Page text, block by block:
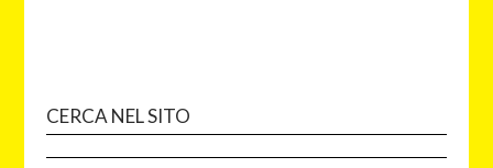
CERCA NEL SITO